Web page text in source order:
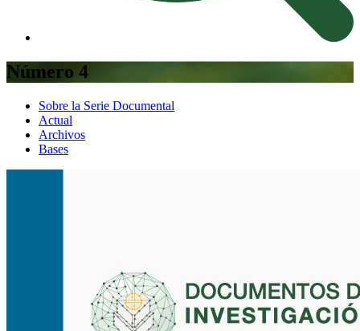
Número 4
Sobre la Serie Documental
Actual
Archivos
Bases